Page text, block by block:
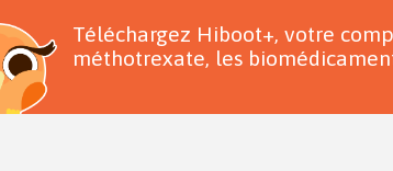
Téléchargez Hiboot+, votre
méthotrexate, les